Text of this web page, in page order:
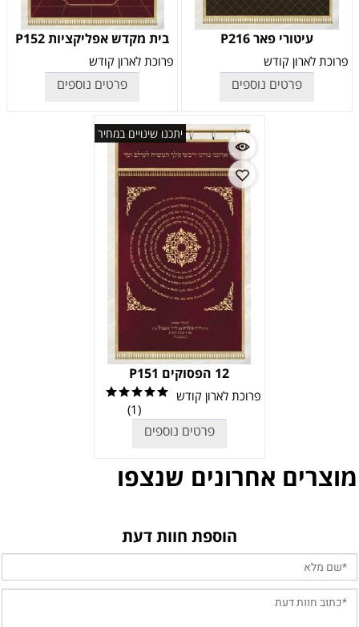
עיטורי פאר P216
פרוכת לארון קודש
פרטים נוספים
בית מקדש אפליקציות P152
פרוכת לארון קודש
פרטים נוספים
יתכנו שינויים במחיר
12 הפסוקים P151
פרוכת לארון קודש
(1)
פרטים נוספים
מוצרים אחרונים שנצפו
הוספת חוות דעת